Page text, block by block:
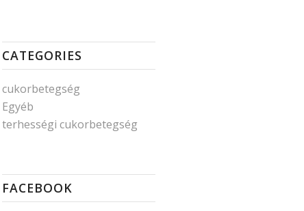
CATEGORIES
cukorbetegség
Egyéb
terhességi cukorbetegség
FACEBOOK